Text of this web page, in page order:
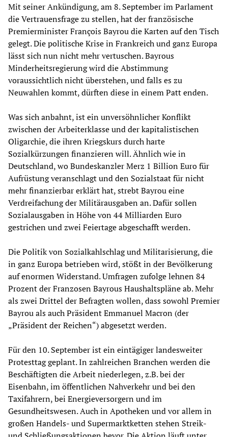
Mit seiner Ankündigung, am 8. September im Parlament
die Vertrauensfrage zu stellen, hat der französische
Premierminister François Bayrou die Karten auf den Tisch
gelegt. Die politische Krise in Frankreich und ganz Europa
lässt sich nun nicht mehr vertuschen. Bayrous
Minderheitsregierung wird die Abstimmung
voraussichtlich nicht überstehen, und falls es zu
Neuwahlen kommt, dürften diese in einem Patt enden.
Was sich anbahnt, ist ein unversöhnlicher Konflikt
zwischen der Arbeiterklasse und der kapitalistischen
Oligarchie, die ihren Kriegskurs durch harte
Sozialkürzungen finanzieren will. Ähnlich wie in
Deutschland, wo Bundeskanzler Merz 1 Billion Euro für
Aufrüstung veranschlagt und den Sozialstaat für nicht
mehr finanzierbar erklärt hat, strebt Bayrou eine
Verdreifachung der Militärausgaben an. Dafür sollen
Sozialausgaben in Höhe von 44 Milliarden Euro
gestrichen und zwei Feiertage abgeschafft werden.
Die Politik von Sozialkahlschlag und Militarisierung, die
in ganz Europa betrieben wird, stößt in der Bevölkerung
auf enormen Widerstand. Umfragen zufolge lehnen 84
Prozent der Franzosen Bayrous Haushaltspläne ab. Mehr
als zwei Drittel der Befragten wollen, dass sowohl Premier
Bayrou als auch Präsident Emmanuel Macron (der
„Präsident der Reichen“) abgesetzt werden.
Für den 10. September ist ein eintägiger landesweiter
Protesttag geplant. In zahlreichen Branchen werden die
Beschäftigten die Arbeit niederlegen, z.B. bei der
Eisenbahn, im öffentlichen Nahverkehr und bei den
Taxifahrern, bei Energieversorgern und im
Gesundheitswesen. Auch in Apotheken und vor allem in
großen Handels- und Supermarktketten stehen Streik-